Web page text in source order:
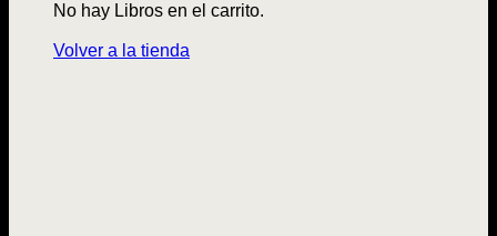
No hay Libros en el carrito.
Volver a la tienda